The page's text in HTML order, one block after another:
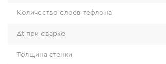
Количество слоев тефлона
Δt при сварке
Толщина стенки